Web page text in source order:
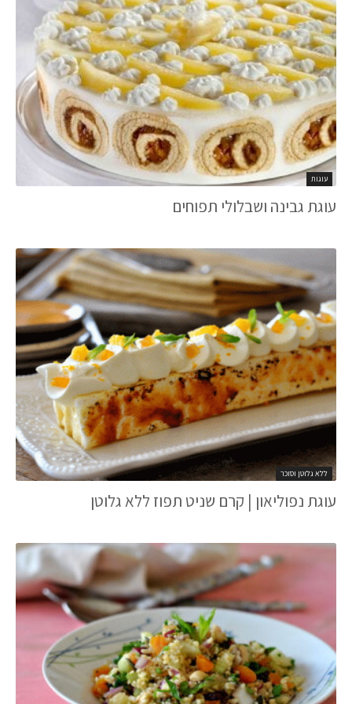
עוגות
עוגת גבינה ושבלולי תפוחים
ללא גלוטן וסוכר
עוגת נפוליאון | קרם שניט תפוז ללא גלוטן